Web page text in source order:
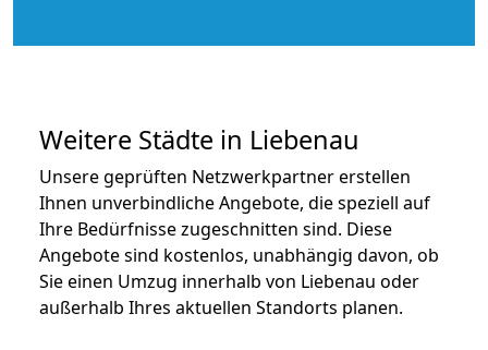
Weitere Städte in Liebenau
Unsere geprüften Netzwerkpartner erstellen
Ihnen unverbindliche Angebote, die speziell auf
Ihre Bedürfnisse zugeschnitten sind. Diese
Angebote sind kostenlos, unabhängig davon, ob
Sie einen Umzug innerhalb von Liebenau oder
außerhalb Ihres aktuellen Standorts planen.